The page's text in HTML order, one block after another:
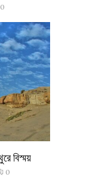
0
বিস্ময়
0